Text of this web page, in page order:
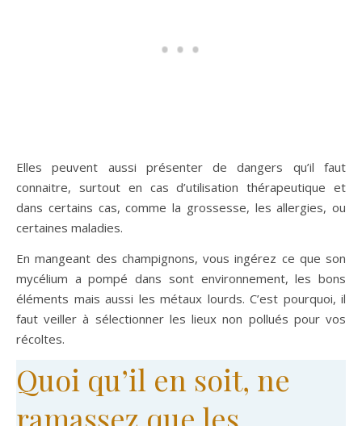
Elles peuvent aussi présenter de dangers qu’il faut
connaitre, surtout en cas d’utilisation thérapeutique et
dans certains cas, comme la grossesse, les allergies, ou
certaines maladies.
En mangeant des champignons, vous ingérez ce que son
mycélium a pompé dans sont environnement, les bons
éléments mais aussi les métaux lourds. C’est pourquoi, il
faut veiller à sélectionner les lieux non pollués pour vos
récoltes.
Quoi qu’il en soit, ne
ramassez que les